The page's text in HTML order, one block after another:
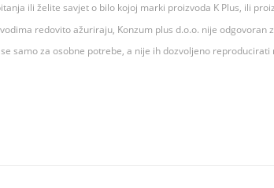
ili želite savjet o bilo kojoj marki proizvoda K Plus, ili
redovito ažuriraju, Konzum plus d.o.o. nije odgovoran
samo za osobne potrebe, a nije ih dozvoljeno